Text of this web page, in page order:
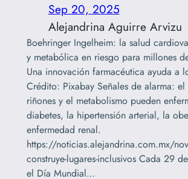
Sep 20, 2025
Alejandrina Aguirre Arvizu
Boehringer Ingelheim: la salud
y metabólica en riesgo para millones
Una innovación farmacéutica ayuda a
Crédito: Pixabay Señales de alarma:
riñones y el metabolismo pueden
diabetes, la hipertensión arterial, la
enfermedad renal.
https://noticias.alejandrina.com.mx/
construye-lugares-inclusivos Cada 29
el Día Mundial…